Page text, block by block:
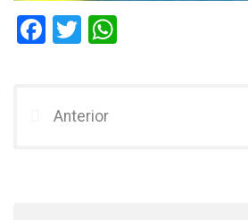
F
b
T
er
Anterior